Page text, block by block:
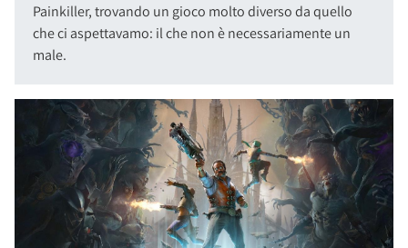
Painkiller, trovando un gioco molto diverso da quello
che ci aspettavamo: il che non è necessariamente un
male.